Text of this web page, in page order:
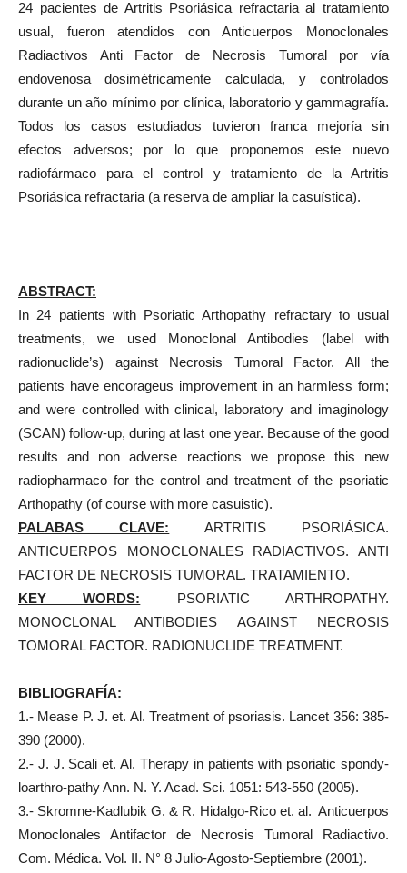
24 pacientes de Artritis Psoriásica refractaria al tratamiento
usual, fueron atendidos con Anticuerpos Monoclonales
Radiactivos Anti Factor de Necrosis Tumoral por vía
endovenosa dosimétricamente calculada, y controlados
durante un año mínimo por clínica, laboratorio y gammagrafía.
Todos los casos estudiados tuvieron franca mejoría sin
efectos adversos; por lo que proponemos este nuevo
radiofármaco para el control y tratamiento de la Artritis
Psoriásica refractaria (a reserva de ampliar la casuística).
ABSTRACT:
In 24 patients with Psoriatic Arthopathy refractary to usual
treatments, we used Monoclonal Antibodies (label with
radionuclide’s) against Necrosis Tumoral Factor. All the
patients have encorageus improvement in an harmless form;
and were controlled with clinical, laboratory and imaginology
(SCAN) follow-up, during at last one year. Because of the good
results and non adverse reactions we propose this new
radiopharmaco for the control and treatment of the psoriatic
Arthopathy (of course with more casuistic).
PALABAS CLAVE: ARTRITIS PSORIÁSICA.
ANTICUERPOS MONOCLONALES RADIACTIVOS. ANTI
FACTOR DE NECROSIS TUMORAL. TRATAMIENTO.
KEY WORDS: PSORIATIC ARTHROPATHY.
MONOCLONAL ANTIBODIES AGAINST NECROSIS
TOMORAL FACTOR. RADIONUCLIDE TREATMENT.
BIBLIOGRAFÍA:
1.- Mease P. J. et. Al. Treatment of psoriasis. Lancet 356: 385-
390 (2000).
2.- J. J. Scali et. Al. Therapy in patients with psoriatic spondy-
loarthro-pathy Ann. N. Y. Acad. Sci. 1051: 543-550 (2005).
3.- Skromne-Kadlubik G. & R. Hidalgo-Rico et. al. Anticuerpos
Monoclonales Antifactor de Necrosis Tumoral Radiactivo.
Com. Médica. Vol. II. N° 8 Julio-Agosto-Septiembre (2001).